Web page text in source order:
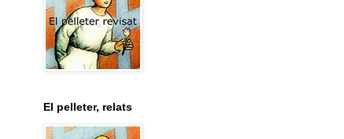
El pelleter, relats